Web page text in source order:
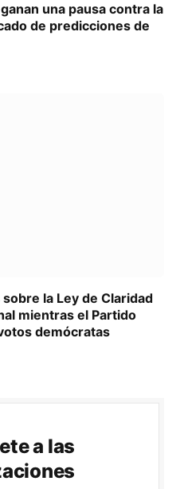
una pausa contra la
de predicciones de
la Ley de Claridad
mientras el Partido
demócratas
a las